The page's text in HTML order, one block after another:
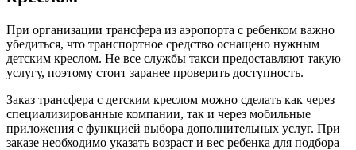
При организации трансфера из аэропорта с ребенком важно
убедиться, что транспортное средство оснащено нужным
детским креслом. Не все службы такси предоставляют такую
услугу, поэтому стоит заранее проверить доступность.
Заказ трансфера с детским креслом можно сделать как через
специализированные компании, так и через мобильные
приложения с функцией выбора дополнительных услуг. При
заказе необходимо указать возраст и вес ребенка для подбора